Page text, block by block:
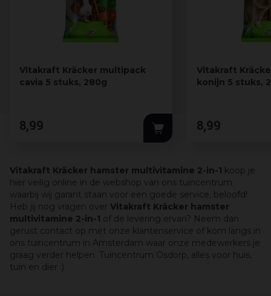
Vitakraft Kräcker multipack
cavia 5 stuks, 280g
8,99
Vitakraft
konijn 5 stuks,
8,99
Vitakraft Kräcker hamster multivitamine 2-in-1 koop je
hier veilig online in de webshop van ons tuincentrum
waarbij wij garant staan voor een goede service, beloofd!
Heb jij nog vragen over Vitakraft Kräcker hamster
multivitamine 2-in-1 of de levering ervan? Neem dan
gerust contact op met onze klantenservice of kom langs in
ons tuincentrum in Amsterdam waar onze medewerkers je
graag verder helpen. Tuincentrum Osdorp, alles voor huis,
tuin en dier :)